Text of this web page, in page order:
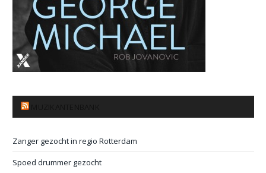
Zanger gezocht in regio Rotterdam
Spoed drummer gezocht